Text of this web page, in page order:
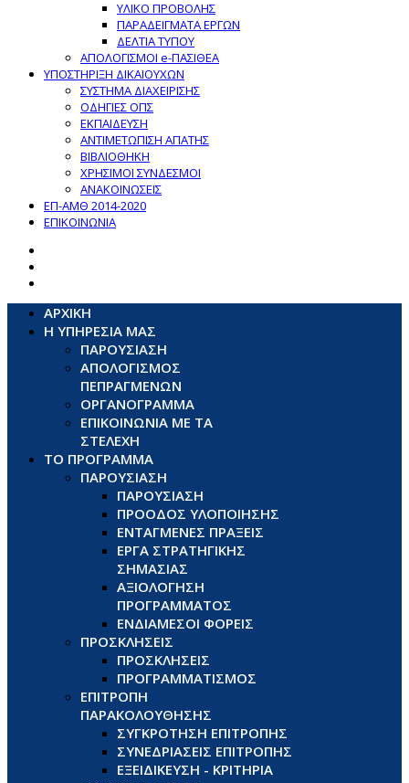
ΥΛΙΚΟ ΠΡΟΒΟΛΗΣ
ΠΑΡΑΔΕΙΓΜΑΤΑ ΕΡΓΩΝ
ΔΕΛΤΙΑ ΤΥΠΟΥ
ΑΠΟΛΟΓΙΣΜΟΙ e-ΠΑΣΙΘΕΑ
ΥΠΟΣΤΗΡΙΞΗ ΔΙΚΑΙΟΥΧΩΝ
ΣΥΣΤΗΜΑ ΔΙΑΧΕΙΡΙΣΗΣ
ΟΔΗΓΙΕΣ ΟΠΣ
ΕΚΠΑΙΔΕΥΣΗ
ΑΝΤΙΜΕΤΩΠΙΣΗ ΑΠΑΤΗΣ
ΒΙΒΛΙΟΘΗΚΗ
ΧΡΗΣΙΜΟΙ ΣΥΝΔΕΣΜΟΙ
ΑΝΑΚΟΙΝΩΣΕΙΣ
ΕΠ-ΑΜΘ 2014-2020
ΕΠΙΚΟΙΝΩΝΙΑ
ΑΡΧΙΚΗ
Η ΥΠΗΡΕΣΙΑ ΜΑΣ
ΠΑΡΟΥΣΙΑΣΗ
ΑΠΟΛΟΓΙΣΜΟΣ
ΠΕΠΡΑΓΜΕΝΩΝ
ΟΡΓΑΝΟΓΡΑΜΜΑ
ΕΠΙΚΟΙΝΩΝΙΑ ΜΕ ΤΑ
ΣΤΕΛΕΧΗ
ΤΟ ΠΡΟΓΡΑΜΜΑ
ΠΑΡΟΥΣΙΑΣΗ
ΠΑΡΟΥΣΙΑΣΗ
ΠΡΟΟΔΟΣ ΥΛΟΠΟΙΗΣΗΣ
ΕΝΤΑΓΜΕΝΕΣ ΠΡΑΞΕΙΣ
ΕΡΓΑ ΣΤΡΑΤΗΓΙΚΗΣ
ΣΗΜΑΣΙΑΣ
ΑΞΙΟΛΟΓΗΣΗ
ΠΡΟΓΡΑΜΜΑΤΟΣ
ΕΝΔΙΑΜΕΣΟΙ ΦΟΡΕΙΣ
ΠΡΟΣΚΛΗΣΕΙΣ
ΠΡΟΣΚΛΗΣΕΙΣ
ΠΡΟΓΡΑΜΜΑΤΙΣΜΟΣ
ΕΠΙΤΡΟΠΗ
ΠΑΡΑΚΟΛΟΥΘΗΣΗΣ
ΣΥΓΚΡΟΤΗΣΗ ΕΠΙΤΡΟΠΗΣ
ΣΥΝΕΔΡΙΑΣΕΙΣ ΕΠΙΤΡΟΠΗΣ
ΕΞΕΙΔΙΚΕΥΣΗ - ΚΡΙΤΗΡΙΑ